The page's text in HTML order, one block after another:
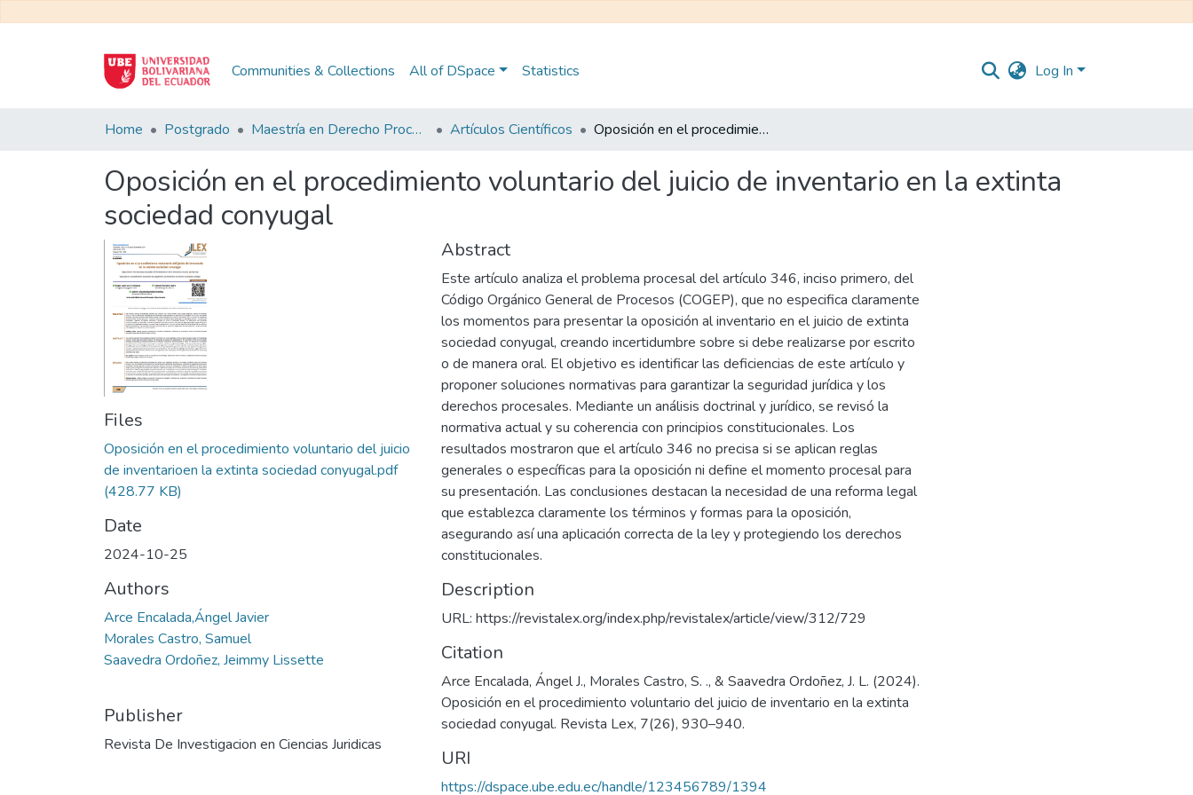
Communities & Collections All of DSpace Statistics Log In
Home Postgrado Maestría en Derecho Procesal Artículos Científicos Oposición en el procedimiento voluntario del juicio de inventario en la extinta sociedad conyugal
Oposición en el procedimiento voluntario del juicio de inventario en la extinta
sociedad conyugal
Files
Oposición en el procedimiento voluntario del juicio
de inventarioen la extinta sociedad conyugal.pdf
(428.77 KB)
Date
2024-10-25
Authors
Arce Encalada,Ángel Javier
Morales Castro, Samuel
Saavedra Ordoñez, Jeimmy Lissette
Publisher
Revista De Investigacion en Ciencias Juridicas
Abstract
Este artículo analiza el problema procesal del artículo 346, inciso primero, del
Código Orgánico General de Procesos (COGEP), que no especifica claramente
los momentos para presentar la oposición al inventario en el juicio de extinta
sociedad conyugal, creando incertidumbre sobre si debe realizarse por escrito
o de manera oral. El objetivo es identificar las deficiencias de este artículo y
proponer soluciones normativas para garantizar la seguridad jurídica y los
derechos procesales. Mediante un análisis doctrinal y jurídico, se revisó la
normativa actual y su coherencia con principios constitucionales. Los
resultados mostraron que el artículo 346 no precisa si se aplican reglas
generales o específicas para la oposición ni define el momento procesal para
su presentación. Las conclusiones destacan la necesidad de una reforma legal
que establezca claramente los términos y formas para la oposición,
asegurando así una aplicación correcta de la ley y protegiendo los derechos
constitucionales.
Description
URL: https://revistalex.org/index.php/revistalex/article/view/312/729
Citation
Arce Encalada, Ángel J., Morales Castro, S. ., & Saavedra Ordoñez, J. L. (2024).
Oposición en el procedimiento voluntario del juicio de inventario en la extinta
sociedad conyugal. Revista Lex, 7(26), 930–940.
URI
https://dspace.ube.edu.ec/handle/123456789/1394